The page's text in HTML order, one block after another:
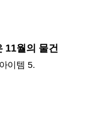
11월의 물건
이템 5.